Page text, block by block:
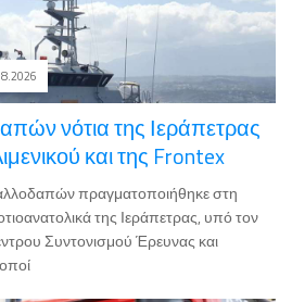
νότια της Ιεράπετρας
και της Frontex
πραγματοποιήθηκε στη
της Ιεράπετρας, υπό τον
Συντονισμού Έρευνας και